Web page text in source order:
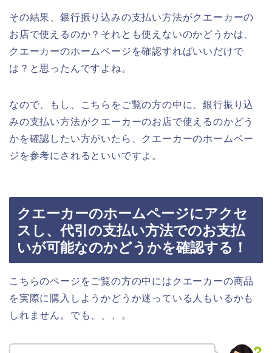
その結果、銀行振り込みの支払い方法がクエーカーの
お店で使えるのか？それとも使えないのかどうかは、
クエーカーのホームページを確認すればいいだけで
は？と思ったんですよね。
なので、もし、こちらをご覧の方の中に、銀行振り込
みの支払い方法がクエーカーのお店で使えるのかどう
かを確認したい方がいたら、クエーカーのホームペー
ジを参考にされるといいですよ。
クエーカーのホームページにアクセ
スし、代引の支払い方法でのお支払
いが可能なのかどうかを確認する！
こちらのページをご覧の方の中にはクエーカーの商品
を実際に購入しようかどうか迷っている人もいるかも
しれません。でも、、、。